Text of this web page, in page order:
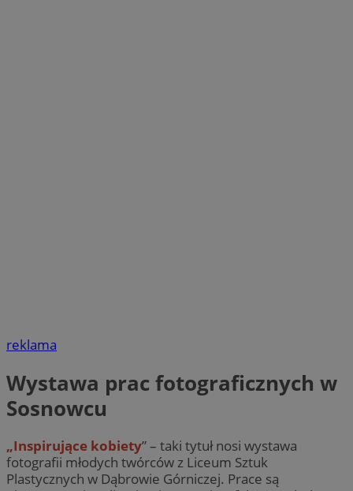
reklama
Wystawa prac fotograficznych w
Sosnowcu
„Inspirujące kobiety” – taki tytuł nosi wystawa
fotografii młodych twórców z Liceum Sztuk
Plastycznych w Dąbrowie Górniczej. Prace są